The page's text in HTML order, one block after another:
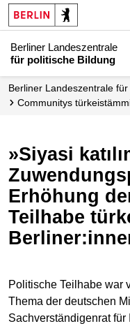
Berliner Landeszentrale
für politische Bildung
Berliner Landeszentrale
Communitys
»Siyasi katılım« –
Erhöhung
Teilhabe
Politische Teilhabe war
Thema der deutschen
Sachverständigenrat